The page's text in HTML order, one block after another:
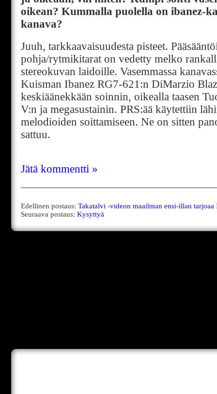
oikean? Kummalla puolella on ibanez-
kanava?
Juuh, tarkkaavaisuudesta pisteet.
pohja/rytmikitarat on vedetty melko
stereokuvan laidoille. Vasemmassa
Kuisman Ibanez RG7-621:n DiMarzio
keskiäänekkään soinnin, oikealla taasen
V:n ja megasustainin. PRS:ää käytettiin
melodioiden soittamiseen. Ne on sitten
sattuu.
Jätä kommentti »
Edellinen postaus: Takatalvi -videon maailman ensi-illan tarjoaa
Seuraava postaus: Kysyttyä